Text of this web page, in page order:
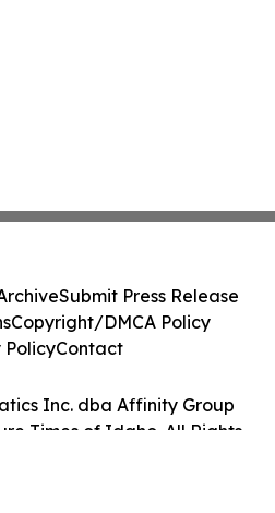
Inc. dba Affinity Group
Times of Idaho. All Rights
Submit Press Release
Copyright/DMCA Policy
PolicyContact